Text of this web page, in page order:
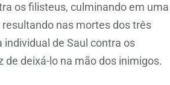
os filisteus, culminando em uma
nas mortes dos três
de Saul contra os
deixá-lo na mão dos inimigos.